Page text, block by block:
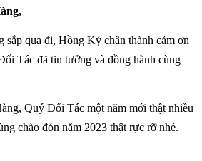
sắp qua đi, Hồng Ký chân thành cảm ơn
Tác đã tin tưởng và đồng hành cùng
Quý Đối Tác một năm mới thật nhiều
chào đón năm 2023 thật rực rỡ nhé.